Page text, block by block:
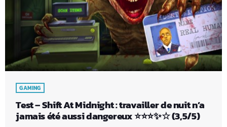
GAMING
Test – Shift At Midnight : travailler de nuit n’a
jamais été aussi dangereux ⭐⭐⭐✨☆ (3,5/5)